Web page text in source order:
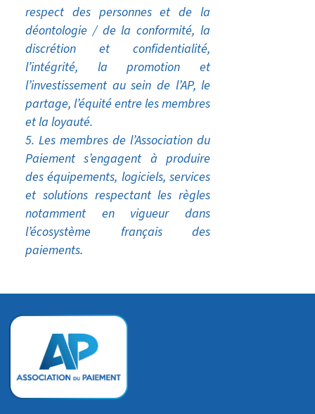
respect des personnes et de la
déontologie / de la conformité, la
discrétion et confidentialité,
l’intégrité, la promotion et
l’investissement au sein de l’AP, le
partage, l’équité entre les membres
et la loyauté.
Les membres de l’Association du
Paiement s’engagent à produire
des équipements, logiciels, services
et solutions respectant les règles
notamment en vigueur dans
l’écosystème français des
paiements.